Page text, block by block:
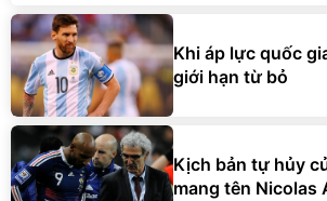
Khi áp lực quốc
giới hạn từ bỏ
Kịch bản tự hủy
mang tên Nicolas